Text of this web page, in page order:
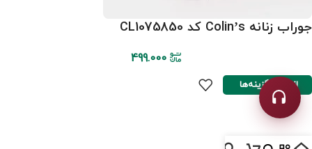
جوراب زنانه Colin’s کد CL1075850
499.000
انتخاب گزینه‌ها